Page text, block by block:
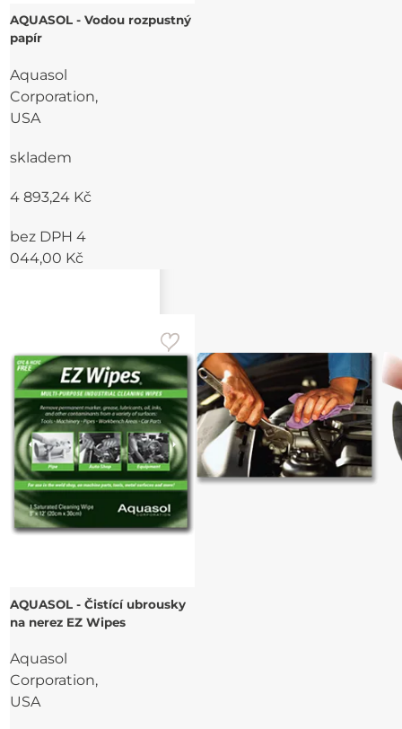
AQUASOL - Vodou rozpustný
papír
Aquasol
Corporation,
USA
skladem
4 893,24 Kč
bez DPH 4
044,00 Kč
AQUASOL - Čistící ubrousky
na nerez EZ Wipes
Aquasol
Corporation,
USA